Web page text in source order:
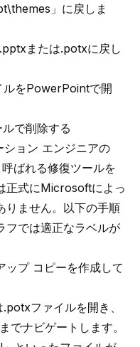
」に戻しま
または.potxに戻し
をPowerPointで開
で削除する
ョン エンジニアの
呼ばれる修復ツールを
正式にMicrosoftによっ
りません。以下の手順
フでは適正なラベルが
ップ コピーを作成して
ファイルを開き、
でナビゲートします。